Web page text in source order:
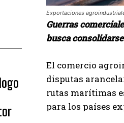
Exportaciones
Guerras
busca
El comercio
disputas
rutas marítimas
para los países